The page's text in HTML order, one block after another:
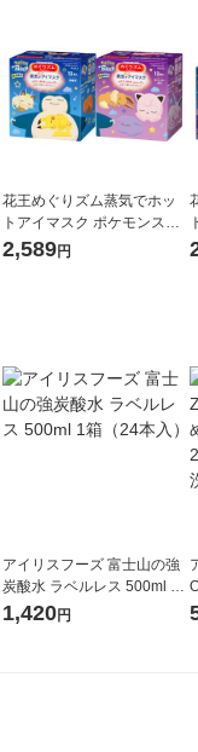
花王めぐりズム蒸気でホッ
トアイマスク ポケモンスリ
ープ 2種セット 1箱（12枚
入）×2
2,589円
アイリスフーズ 富士山の強
炭酸水 ラベルレス 500ml 1
箱（24本入）
1,420円